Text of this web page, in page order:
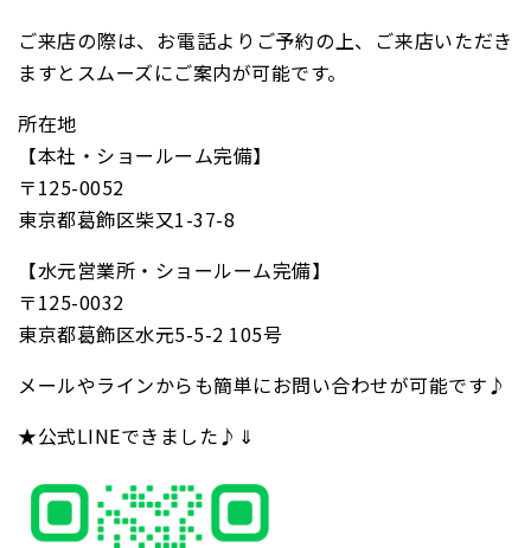
ご来店の際は、お電話よりご予約の上、ご来店いただき
ますとスムーズにご案内が可能です。
所在地
【本社・ショールーム完備】
〒125-0052
東京都葛飾区柴又1-37-8
【水元営業所・ショールーム完備】
〒125-0032
東京都葛飾区水元5-5-2 105号
メールやラインからも簡単にお問い合わせが可能です♪
★公式LINEできました♪⇓